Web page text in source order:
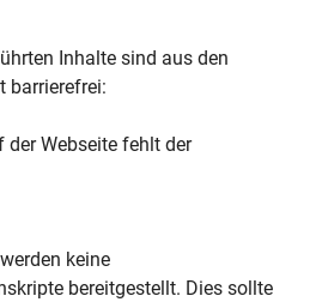
Inhalte sind aus den
barrierefrei:
der Webseite fehlt der
keine
bereitgestellt. Dies sollte